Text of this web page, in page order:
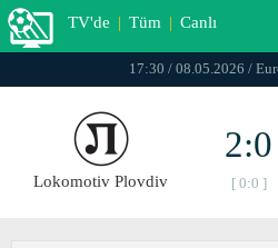
TV'de | Tüm | Canlı
17:30 / 08.05.2026 /
Lokomotiv Plovdiv
2:0
[ 0:0 ]